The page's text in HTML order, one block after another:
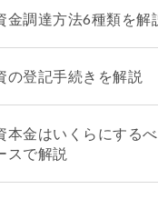
金調達方法6種類を解
の登記手続きを解説
本金はいくらにする
スで解説